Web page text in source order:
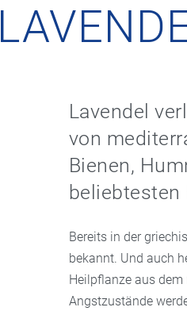
Lavendel
von
Bienen,
beliebtesten
Bereits in der
bekannt. Und auch
Heilpflanze aus dem
Angstzustände